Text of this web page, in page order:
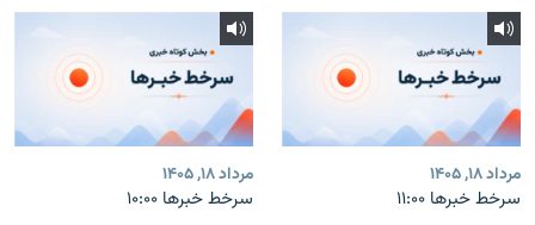
مرداد ۱۸, ۱۴۰۵
سرخط خبرها ۱۱:۰۰
مرداد ۱۸, ۱۴۰۵
سرخط خبرها ۱۰:۰۰